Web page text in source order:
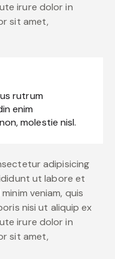
irure dolor in
sit amet,
rutrum
enim
molestie nisl.
adipisicing
ut labore et
veniam, quis
nisi ut aliquip ex
irure dolor in
sit amet,